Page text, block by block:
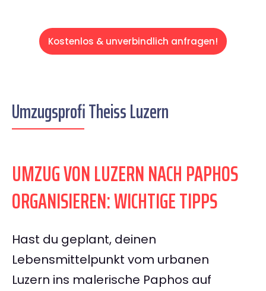
Kostenlos & unverbindlich anfragen!
Umzugsprofi Theiss Luzern
UMZUG VON LUZERN NACH PAPHOS
ORGANISIEREN: WICHTIGE TIPPS
Hast du geplant, deinen
Lebensmittelpunkt vom urbanen
Luzern ins malerische Paphos auf